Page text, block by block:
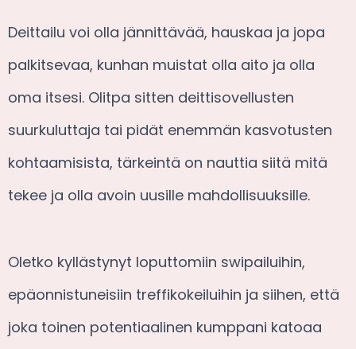
Deittailu voi olla jännittävää, hauskaa ja jopa
palkitsevaa, kunhan muistat olla aito ja olla
oma itsesi. Olitpa sitten deittisovellusten
suurkuluttaja tai pidät enemmän kasvotusten
kohtaamisista, tärkeintä on nauttia siitä mitä
tekee ja olla avoin uusille mahdollisuuksille.
Oletko kyllästynyt loputtomiin swipailuihin,
epäonnistuneisiin treffikokeiluihin ja siihen, että
joka toinen potentiaalinen kumppani katoaa